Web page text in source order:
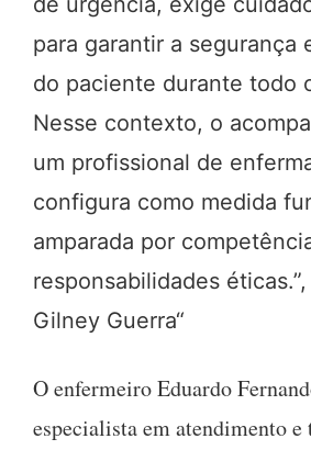
para garantir a segurança
do paciente durante todo
Nesse contexto, o
um profissional de
configura como medida
amparada por
responsabilidades
Gilney Guerra“
O enfermeiro Eduardo
especialista em atendimento e